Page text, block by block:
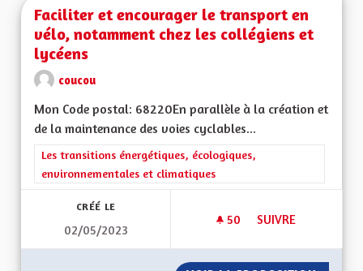
Faciliter et encourager le transport en
vélo, notamment chez les collégiens et
lycéens
coucou
Mon Code postal: 68220En parallèle à la création et
de la maintenance des voies cyclables...
Filtrer les résultats de la catégorie : Les transitions
Les transitions énergétiques, écologiques,
environnementales et climatiques
CRÉÉ LE
02/05/2023
50 50 ABONNÉS
SUIVRE